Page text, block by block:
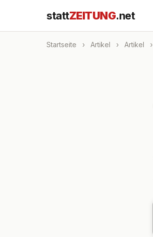
stattZEITUNG.net
Startseite › Artikel › Artikel ›